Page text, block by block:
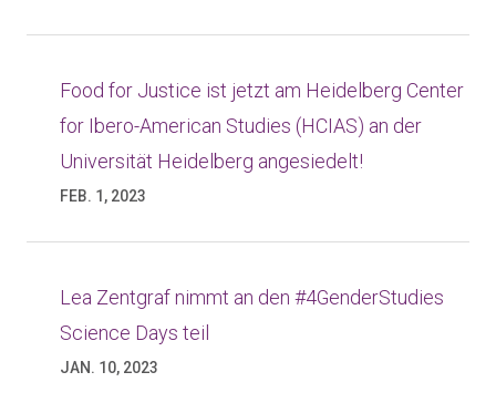
Food for Justice ist jetzt am Heidelberg Center
for Ibero-American Studies (HCIAS) an der
Universität Heidelberg angesiedelt!
FEB. 1, 2023
Lea Zentgraf nimmt an den #4GenderStudies
Science Days teil
JAN. 10, 2023